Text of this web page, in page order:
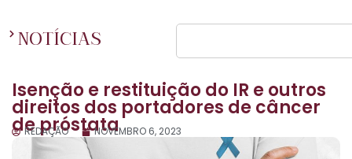
NOTÍCIAS
Isenção e restituição do IR e outros
direitos dos portadores de câncer
de próstata
REDAÇÃO NOVEMBRO 6, 2023